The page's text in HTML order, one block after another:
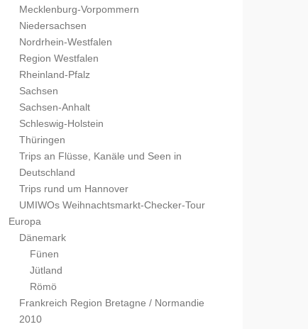
Mecklenburg-Vorpommern
Niedersachsen
Nordrhein-Westfalen
Region Westfalen
Rheinland-Pfalz
Sachsen
Sachsen-Anhalt
Schleswig-Holstein
Thüringen
Trips an Flüsse, Kanäle und Seen in
Deutschland
Trips rund um Hannover
UMIWOs Weihnachtsmarkt-Checker-Tour
Europa
Dänemark
Fünen
Jütland
Römö
Frankreich Region Bretagne / Normandie
2010